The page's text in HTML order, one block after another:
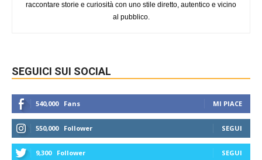
raccontare storie e curiosità con uno stile diretto, autentico e vicino
al pubblico.
SEGUICI SUI SOCIAL
540,000 Fans MI PIACE
550,000 Follower SEGUI
9,300 Follower SEGUI